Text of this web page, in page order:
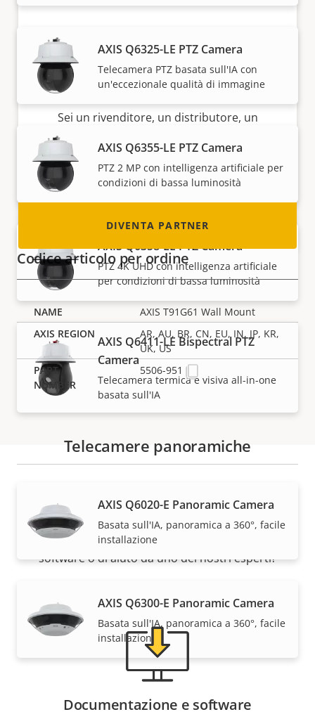
AXIS Q6325-LE PTZ Camera
Telecamera PTZ basata sull'IA con
un'eccezionale qualità di immagine
AXIS Q6355-LE PTZ Camera
PTZ 2 MP con intelligenza artificiale per
condizioni di bassa luminosità
AXIS Q6358-LE PTZ Camera
PTZ 4K UHD con intelligenza artificiale
per condizioni di bassa luminosità
AXIS Q6411-LE Bispectral PTZ
Camera
Telecamera termica e visiva all-in-one
basata sull'IA
Telecamere panoramiche
AXIS Q6020-E Panoramic Camera
Basata sull'IA, panoramica a 360°, facile
installazione
AXIS Q6300-E Panoramic Camera
Basata sull'IA, panoramica a 360°, facile
installazione
Diventa partner
Sei un rivenditore, un distributore, un
installatore o un integratore di sistemi?
Abbiamo partner in quasi tutti i paesi del
mondo. Scopri come diventarlo!
DIVENTA PARTNER
Codice articolo per ordine
AXIS T91G61 Wall Mount
AR, AU, BR, CN, EU, IN, JP, KR,
UK, US
5506-951
Supporto e risorse
Hai bisogno di informazioni sui dispositivi Axis, su
software o di aiuto da uno dei nostri esperti?
Documentazione e software